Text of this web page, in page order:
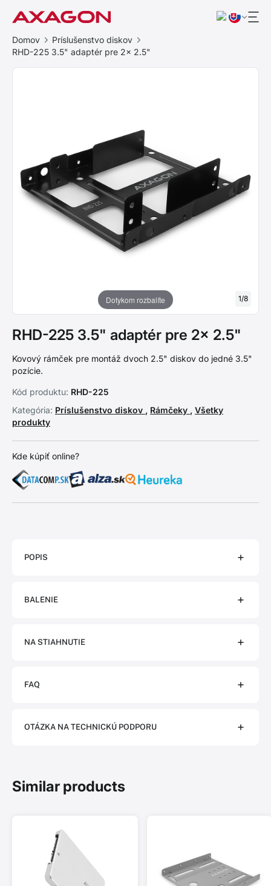
Domov
Príslušenstvo diskov
RHD-225 3.5" adaptér pre 2x 2.5"
Dotykom rozbalíte 1/8
RHD-225 3.5" adaptér pre 2x 2.5"
Kovový rámček pre montáž dvoch 2.5" diskov do jedné 3.5"
pozície.
Kód produktu: RHD-225
Kategória: Príslušenstvo diskov , Rámčeky , Všetky
produkty
Kde kúpiť online?
POPIS
BALENIE
NA STIAHNUTIE
FAQ
OTÁZKA NA TECHNICKÚ PODPORU
Similar products